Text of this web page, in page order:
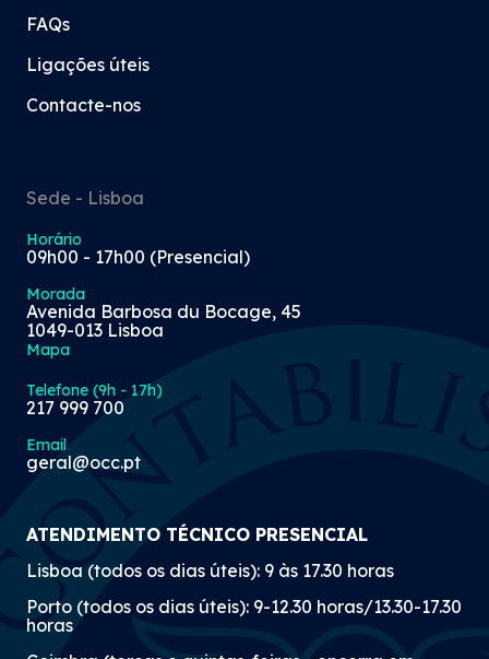
FAQs
Ligações úteis
Contacte-nos
Sede - Lisboa
Horário
09h00 - 17h00 (Presencial)
Morada
Avenida Barbosa du Bocage, 45
1049-013 Lisboa
Mapa
Telefone (9h - 17h)
217 999 700
Email
geral@occ.pt
ATENDIMENTO TÉCNICO PRESENCIAL
Lisboa (todos os dias úteis): 9 às 17.30 horas
Porto (todos os dias úteis): 9-12.30 horas/13.30-17.30
horas